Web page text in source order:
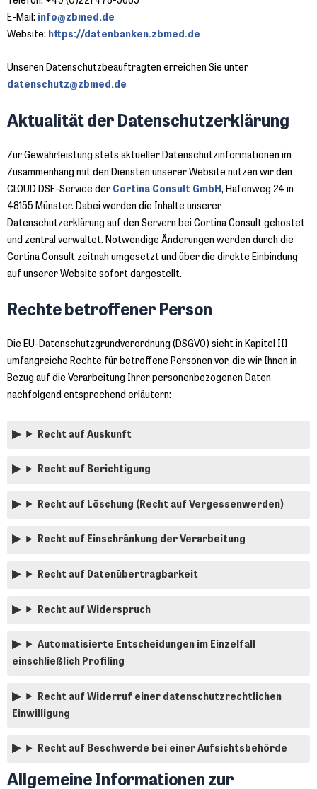
E-Mail: info@zbmed.de
Website: https://datenbanken.zbmed.de
Unseren Datenschutzbeauftragten erreichen Sie unter
datenschutz@zbmed.de
Aktualität der Datenschutzerklärung
Zur Gewährleistung stets aktueller Datenschutzinformationen im
Zusammenhang mit den Diensten unserer Website nutzen wir den
CLOUD DSE-Service der Cortina Consult GmbH, Hafenweg 24 in
48155 Münster. Dabei werden die Inhalte unserer
Datenschutzerklärung auf den Servern bei Cortina Consult gehostet
und zentral verwaltet. Notwendige Änderungen werden durch die
Cortina Consult zeitnah umgesetzt und über die direkte Einbindung
auf unserer Website sofort dargestellt.
Rechte betroffener Person
Die EU-Datenschutzgrundverordnung (DSGVO) sieht in Kapitel III
umfangreiche Rechte für betroffene Personen vor, die wir Ihnen in
Bezug auf die Verarbeitung Ihrer personenbezogenen Daten
nachfolgend entsprechend erläutern:
Recht auf Auskunft
Recht auf Berichtigung
Recht auf Löschung (Recht auf Vergessenwerden)
Recht auf Einschränkung der Verarbeitung
Recht auf Datenübertragbarkeit
Recht auf Widerspruch
Automatisierte Entscheidungen im Einzelfall
einschließlich Profiling
Recht auf Widerruf einer datenschutzrechtlichen
Einwilligung
Recht auf Beschwerde bei einer Aufsichtsbehörde
Allgemeine Informationen zur